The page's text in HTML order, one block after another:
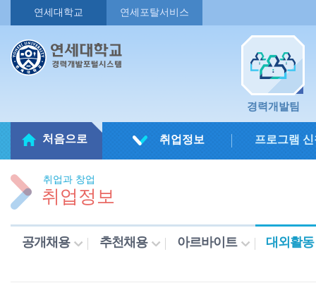
연세대학교 연세포탈서비스
경력개발팀
처음으로 취업정보 프로그램
취업과 창업
취업정보
공개채용 추천채용 아르바이트 대외활동